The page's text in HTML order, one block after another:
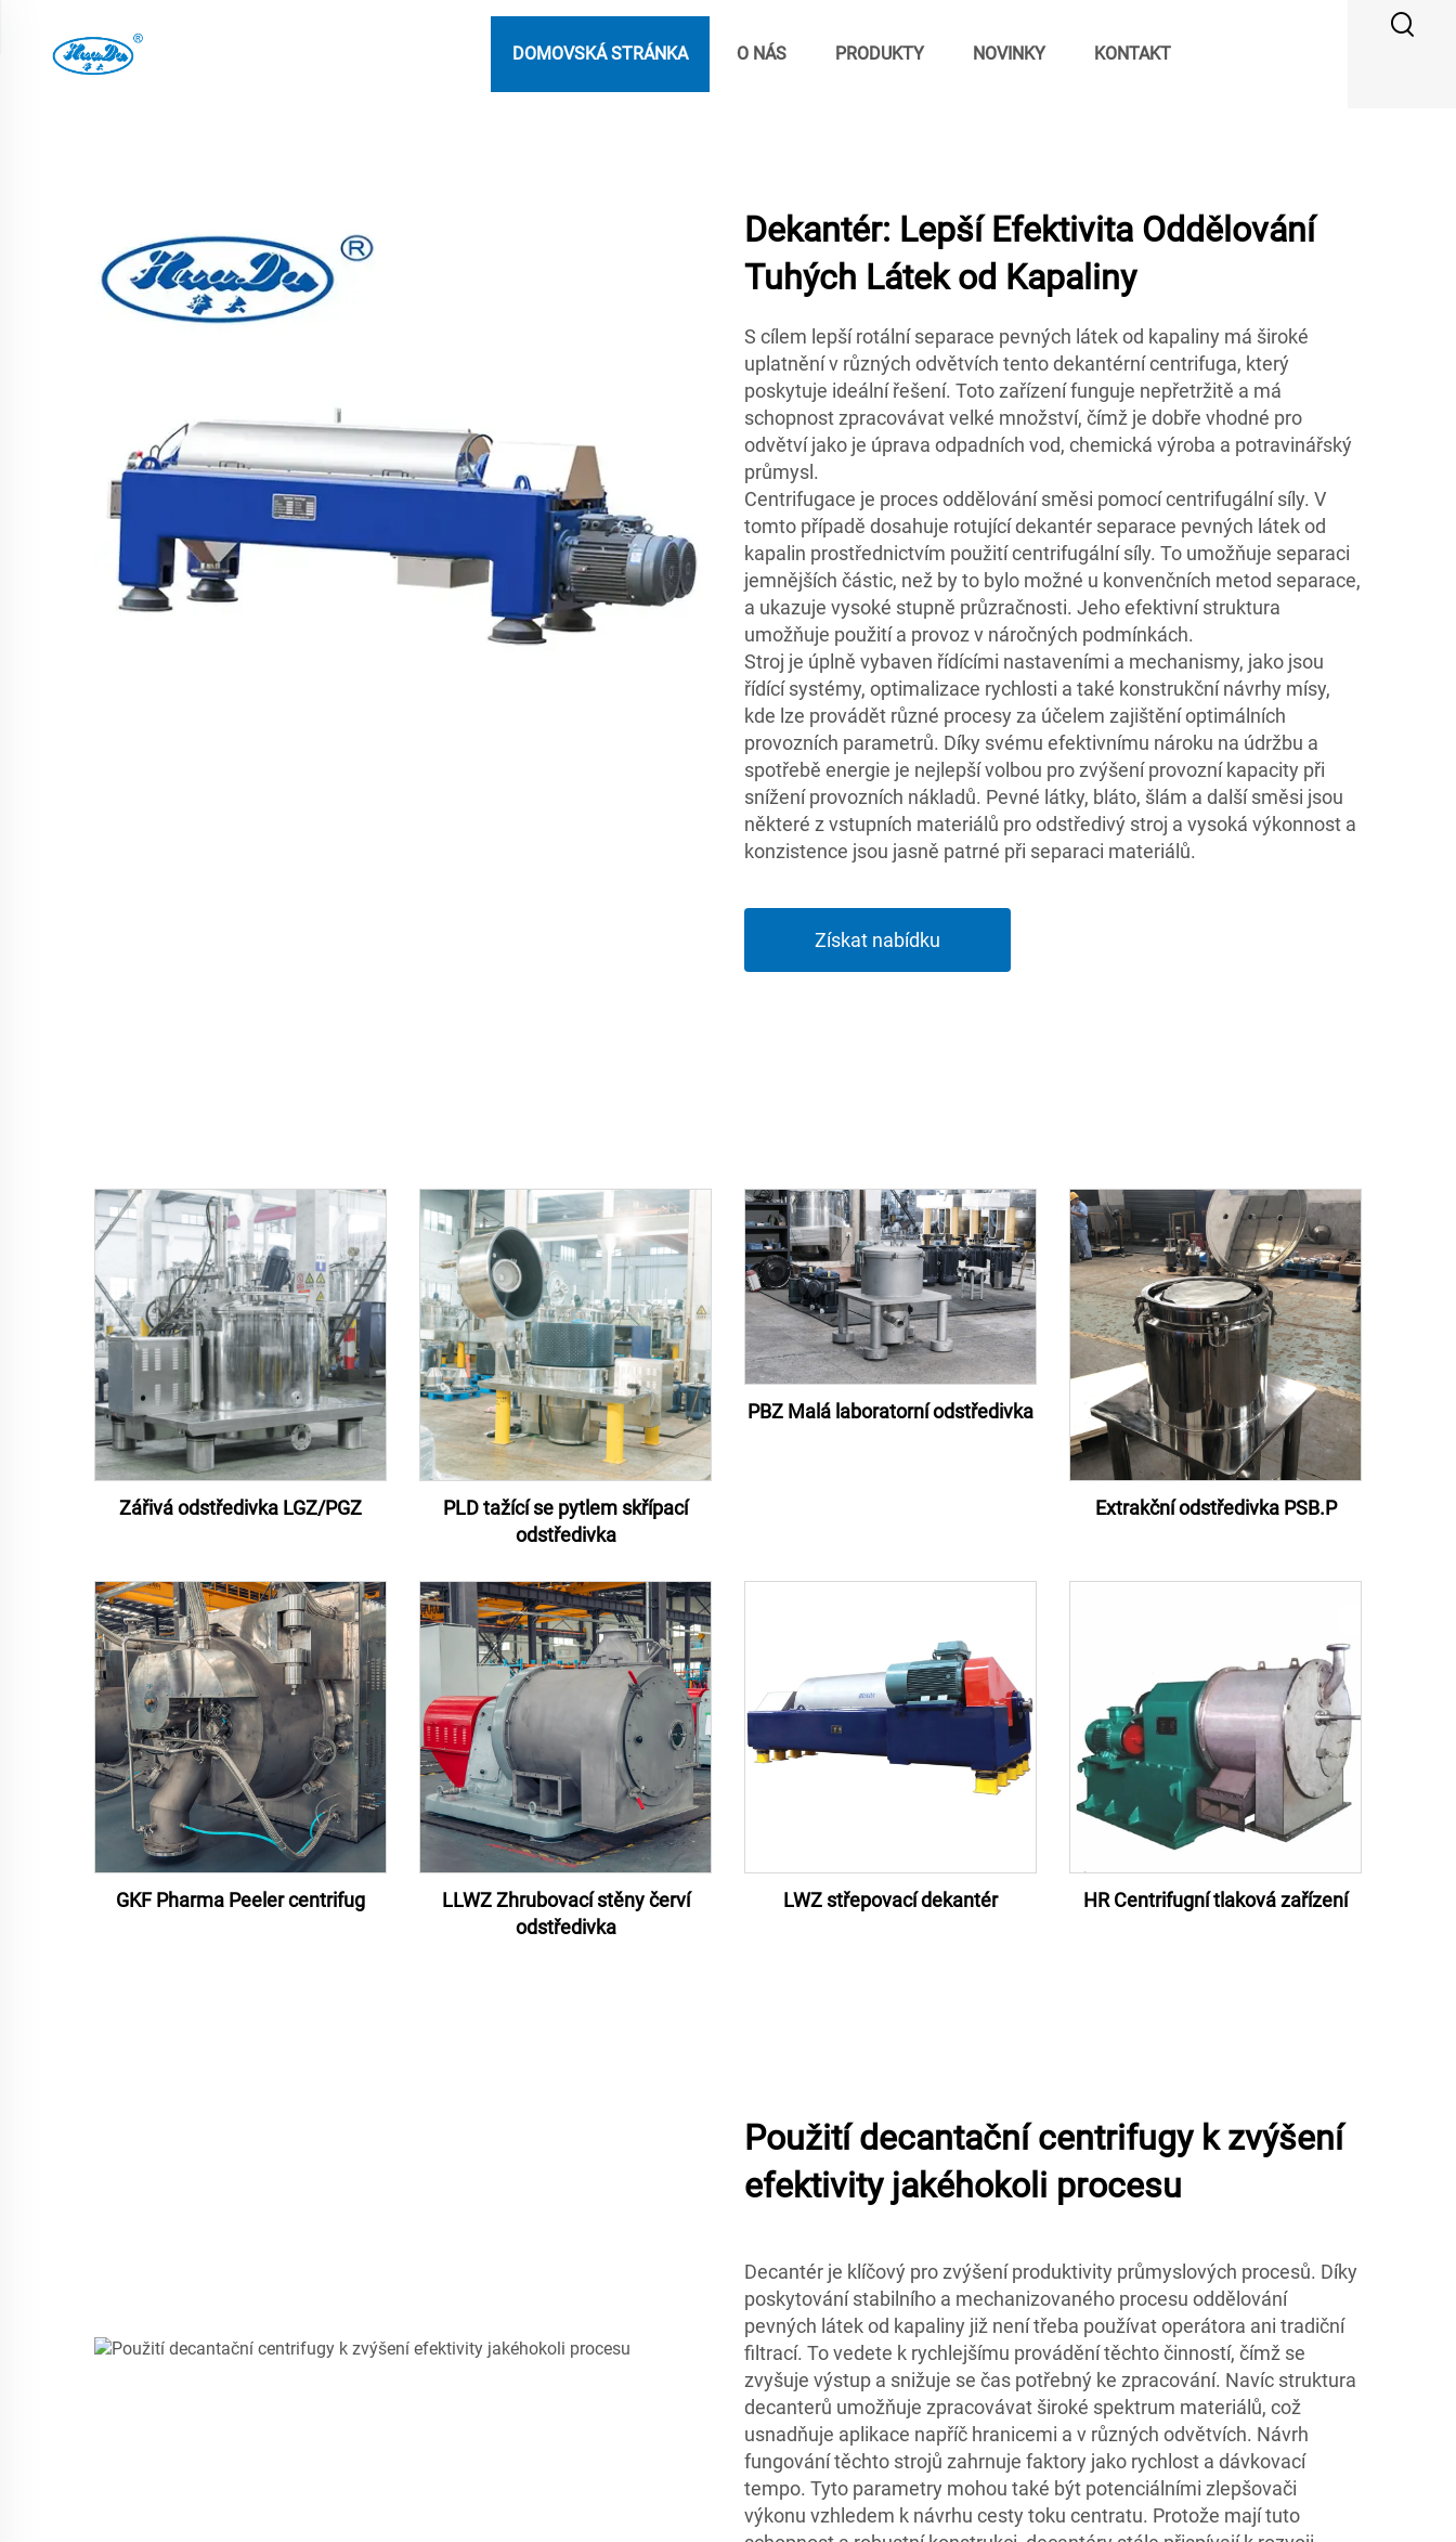
DOMOVSKÁ STRÁNKA O NÁS PRODUKTY NOVINKY KONTAKT
Dekantér: Lepší Efektivita Oddělování
Tuhých Látek od Kapaliny
S cílem lepší rotální separace pevných látek od kapaliny má široké
uplatnění v různých odvětvích tento dekantérní centrifuga, který
poskytuje ideální řešení. Toto zařízení funguje nepřetržitě a má
schopnost zpracovávat velké množství, čímž je dobře vhodné pro
odvětví jako je úprava odpadních vod, chemická výroba a potravinářský
průmysl.
Centrifugace je proces oddělování směsi pomocí centrifugální síly. V
tomto případě dosahuje rotující dekantér separace pevných látek od
kapalin prostřednictvím použití centrifugální síly. To umožňuje separaci
jemnějších částic, než by to bylo možné u konvenčních metod separace,
a ukazuje vysoké stupně průzračnosti. Jeho efektivní struktura
umožňuje použití a provoz v náročných podmínkách.
Stroj je úplně vybaven řídícími nastaveními a mechanismy, jako jsou
řídící systémy, optimalizace rychlosti a také konstrukční návrhy mísy,
kde lze provádět různé procesy za účelem zajištění optimálních
provozních parametrů. Díky svému efektivnímu nároku na údržbu a
spotřebě energie je nejlepší volbou pro zvýšení provozní kapacity při
snížení provozních nákladů. Pevné látky, bláto, šlám a další směsi jsou
některé z vstupních materiálů pro odstředivý stroj a vysoká výkonnost a
konzistence jsou jasně patrné při separaci materiálů.
Získat nabídku
Zářivá odstředivka LGZ/PGZ
PLD tažící se pytlem skřípací
odstředivka
PBZ Malá laboratorní odstředivka
Extrakční odstředivka PSB.P
GKF Pharma Peeler centrifug
LLWZ Zhrubovací stěny červí
odstředivka
LWZ střepovací dekantér HR Centrifugní tlaková zařízení
Použití decantační centrifugy k zvýšení
efektivity jakéhokoli procesu
Decantér je klíčový pro zvýšení produktivity průmyslových procesů. Díky
poskytování stabilního a mechanizovaného procesu oddělování
pevných látek od kapaliny již není třeba používat operátora ani tradiční
filtrací. To vedete k rychlejšímu provádění těchto činností, čímž se
zvyšuje výstup a snižuje se čas potřebný ke zpracování. Navíc struktura
decanterů umožňuje zpracovávat široké spektrum materiálů, což
usnadňuje aplikace napříč hranicemi a v různých odvětvích. Návrh
fungování těchto strojů zahrnuje faktory jako rychlost a dávkovací
tempo. Tyto parametry mohou také být potenciálními zlepšovači
výkonu vzhledem k návrhu cesty toku centratu. Protože mají tuto